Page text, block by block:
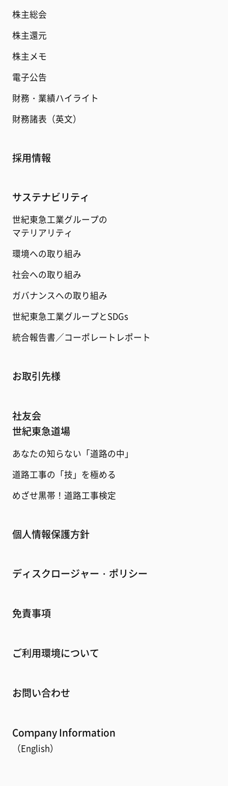
株主総会
株主還元
株主メモ
電子公告
財務・業績ハイライト
財務諸表（英文）
採用情報
サステナビリティ
世紀東急工業グループの
マテリアリティ
環境への取り組み
社会への取り組み
ガバナンスへの取り組み
世紀東急工業グループとSDGs
統合報告書／コーポレートレポート
お取引先様
社友会
世紀東急道場
あなたの知らない「道路の中」
道路工事の「技」を極める
めざせ黒帯！道路工事検定
個人情報保護方針
ディスクロージャー・ポリシー
免責事項
ご利用環境について
お問い合わせ
Coｍpany Information
（English）